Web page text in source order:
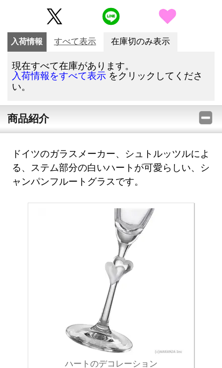
入荷情報 すべて表示 在庫切のみ表示
現在すべて在庫があります。
入荷情報をすべて表示 をクリックしてくださ
い。
商品紹介
ドイツのガラスメーカー、シュトルッツルによ
る、ステム部分の白いハートが可愛らしい、シ
ャンパンフルートグラスです。
ハートのデコレーション